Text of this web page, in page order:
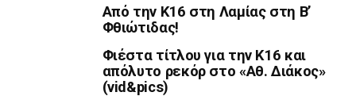
Από την Κ16 στη Λαμίας στη Β’
Φθιώτιδας!
Φιέστα τίτλου για την Κ16 και
απόλυτο ρεκόρ στο «Αθ. Διάκος»
(vid&pics)